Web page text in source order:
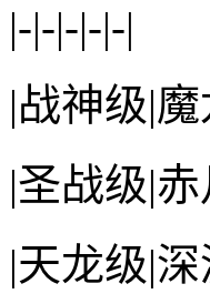
|-|-|-|-|-|
|战神级|
|圣战级|
|天龙级|